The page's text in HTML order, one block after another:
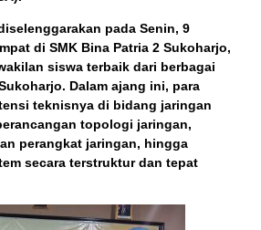
pada Senin, 9
di SMK Bina Patria 2 Sukoharjo,
siswa terbaik dari berbagai
Dalam ajang ini, para
teknisnya di bidang jaringan
topologi jaringan,
perangkat jaringan, hingga
secara terstruktur dan tepat